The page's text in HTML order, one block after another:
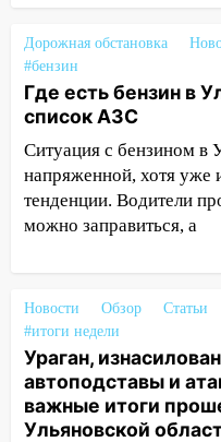
16:38 Прогноз
области на 9
16:34 Из-за
Ульяновске
время»
16:17
Ульяновской
100 тысяч тонн
Ульяновской
тысяч заявлений
15:04
после шторма:
затопленные
Дорожная обстановка
#бензин
Где есть бензин в
список АЗС
Ситуация с бензином в
напряженной, хотя уже
тенденции. Водители
можно заправиться, а
Новости Обзор
Статьи
#итоги недели
Ураган,
автоподставы и
важные итоги
Ульяновской